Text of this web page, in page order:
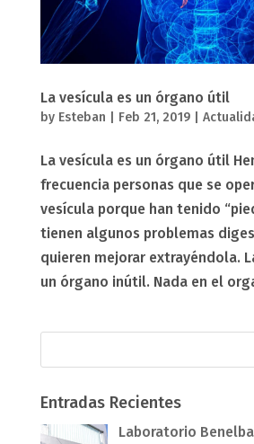
La vesícula es un órgano útil
by Esteban Feb 21, 2019|
La vesícula es un órgano útil
frecuencia personas que se
vesícula porque han tenido
tienen algunos problemas
quieren mejorar extrayéndola.
un órgano inútil. Nada en el
Entradas Recientes
Laboratorio